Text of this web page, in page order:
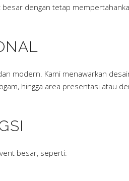
dengan tetap
modern. Kami menawarkan
hingga area presentasi atau
besar, seperti: